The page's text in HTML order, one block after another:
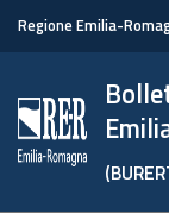
Regione Emilia-